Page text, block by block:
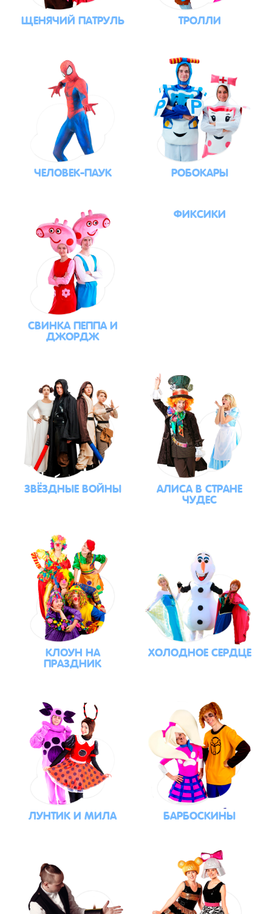
ЩЕНЯЧИЙ ПАТРУЛЬ ТРОЛЛИ
ЧЕЛОВЕК-ПАУК РОБОКАРЫ
СВИНКА ПЕППА И
ДЖОРДЖ
ФИКСИКИ
ЗВЁЗДНЫЕ ВОЙНЫ АЛИСА В СТРАНЕ
ЧУДЕС
КЛОУН НА
ПРАЗДНИК ХОЛОДНОЕ СЕРДЦЕ
ЛУНТИК И МИЛА БАРБОСКИНЫ